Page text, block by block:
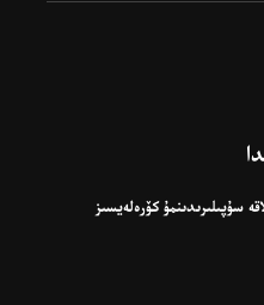
سۇپىلىرىدىنمۇ كۆرەلەيسىز